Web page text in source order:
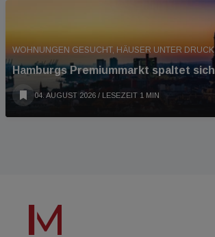
WOHNUNGEN GESUCHT, HÄUSER UNTER DRUCK
Hamburgs Premiummarkt spaltet sich
04. AUGUST 2026 / LESEZEIT 1 MIN